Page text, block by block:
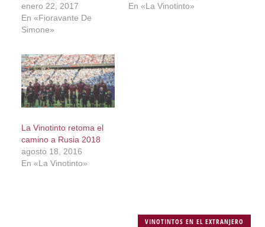
enero 22, 2017
En «Fioravante De
Simone»
En «La Vinotinto»
La Vinotinto retoma el
camino a Rusia 2018
agosto 18, 2016
En «La Vinotinto»
VINOTINTOS EN EL EXTRANJERO